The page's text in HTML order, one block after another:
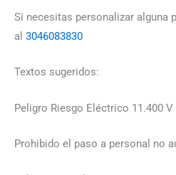
Si necesitas personalizar alguna
al 3046083830
Textos sugeridos:
Peligro Riesgo Eléctrico 11.400 V
Prohibido el paso a personal no